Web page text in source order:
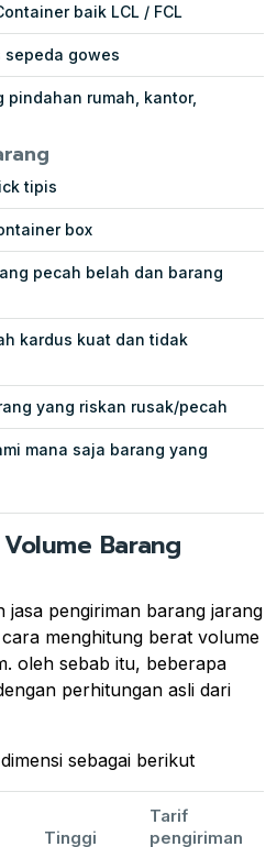
baik LCL / FCL
sepeda gowes
rumah, kantor,
tipis
box
pecah belah dan barang
kardus kuat dan tidak
yang riskan rusak/pecah
mana saja barang yang
Barang
jasa pengiriman barang jarang
menghitung berat volume
oleh sebab itu, beberapa
perhitungan asli dari
sebagai berikut
Tinggi
Tarif
pengiriman